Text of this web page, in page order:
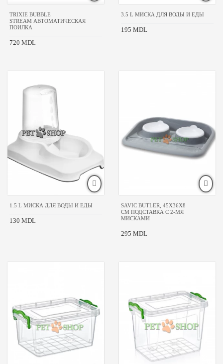
TRIXIE BUBBLE
STREAM АВТОМАТИЧЕСКАЯ
ПОИЛКА
720 MDL
3.5 L МИСКА ДЛЯ ВОДЫ И ЕДЫ
195 MDL
1.5 L МИСКА ДЛЯ ВОДЫ И ЕДЫ
130 MDL
SAVIC BUTLER, 45X36X8
CM ПОДСТАВКА С 2-МЯ
МИСКАМИ
295 MDL